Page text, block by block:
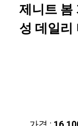
제니트 봄
성 데일리